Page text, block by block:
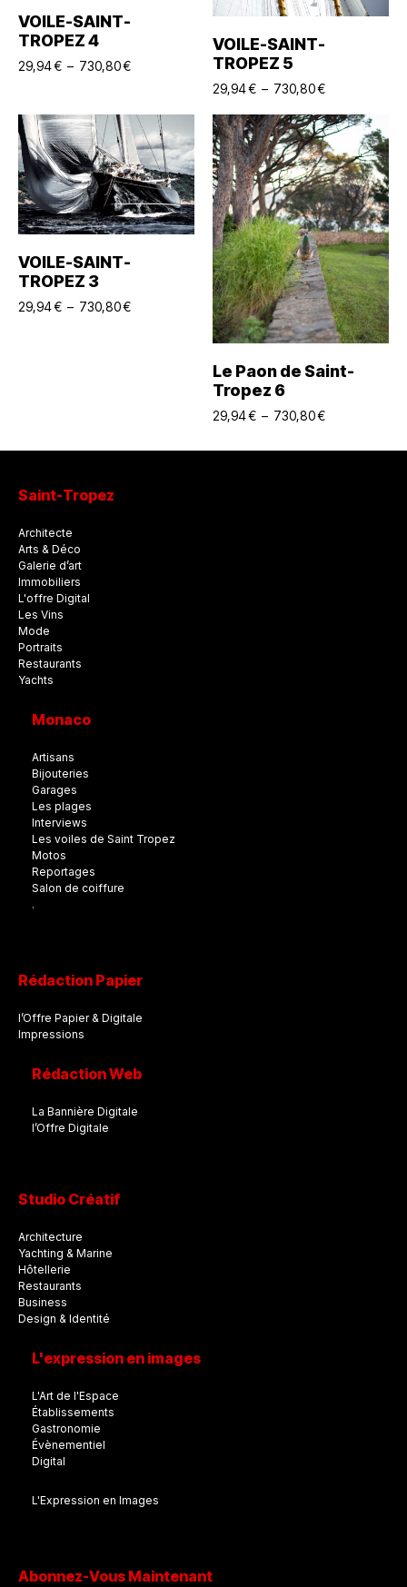
Choix Des Options
VOILE-SAINT-
TROPEZ 4
29,94€ – 730,80€
Choix Des Options
VOILE-SAINT-
TROPEZ 5
29,94€ – 730,80€
Choix Des Options
VOILE-SAINT-
TROPEZ 3
29,94€ – 730,80€
Choix Des Options
Le Paon de Saint-
Tropez 6
29,94€ – 730,80€
Saint-Tropez
Architecte
Arts & Déco
Galerie d’art
Immobiliers
L'offre Digital
Les Vins
Mode
Portraits
Restaurants
Yachts
Monaco
Artisans
Bijouteries
Garages
Les plages
Interviews
Les voiles de Saint Tropez
Motos
Reportages
Salon de coiffure
.
Rédaction Papier
l’Offre Papier & Digitale
Impressions
Rédaction Web
La Bannière Digitale
l’Offre Digitale
Studio Créatif
Architecture
Yachting & Marine
Hôtellerie
Restaurants
Business
Design & Identité
L'expression en images
L'Art de l'Espace
Établissements
Gastronomie
Évènementiel
Digital
L'Expression en Images
Abonnez-Vous Maintenant